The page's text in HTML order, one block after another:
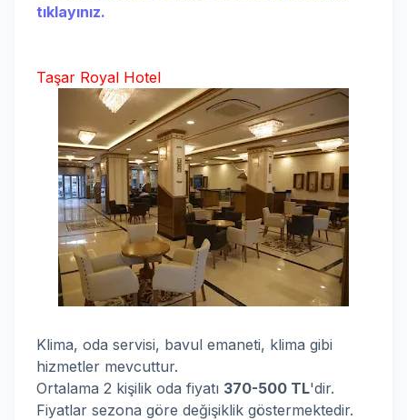
tıklayınız.
Taşar Royal Hotel
Klima, oda servisi, bavul emaneti, klima gibi
hizmetler mevcuttur.
Ortalama 2 kişilik oda fiyatı 370-500 TL'dir.
Fiyatlar sezona göre değişiklik göstermektedir.